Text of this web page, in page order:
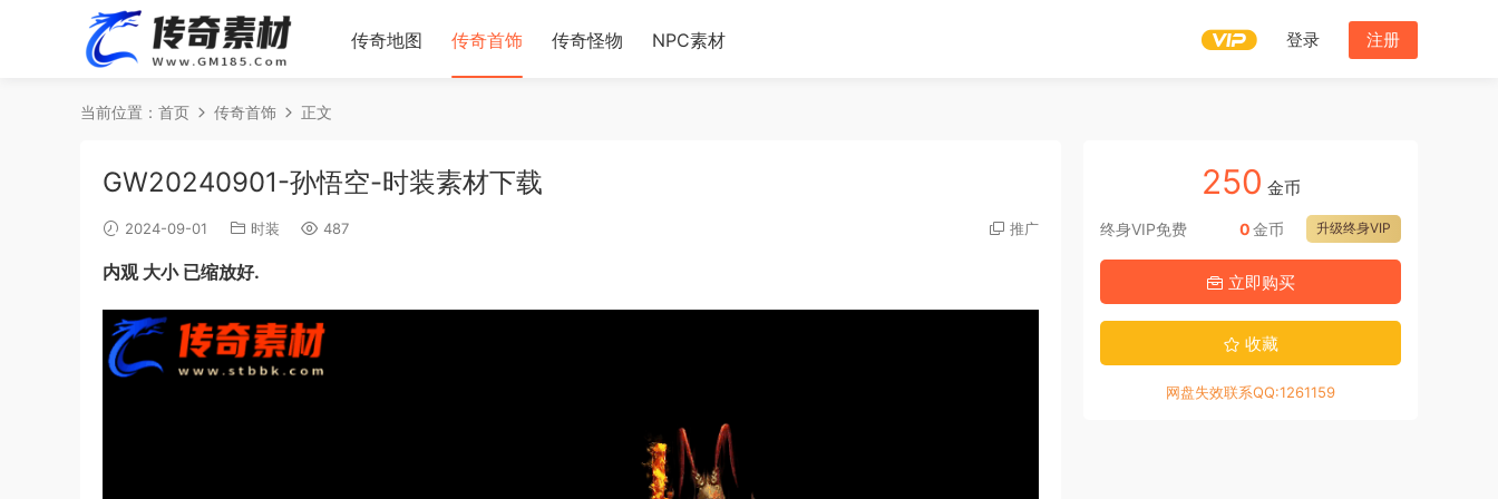
传奇地图 传奇首饰 传奇怪物 NPC素材 登录 注册
当前位置： 首页 传奇首饰 正文
GW20240901-孙悟空-时装素材下载
2024-09-01 时装 487 推广
内观 大小 已缩放好.
250 金币
终身VIP免费 升级终身VIP
0金币
立即购买
收藏
网盘失效联系QQ:1261159